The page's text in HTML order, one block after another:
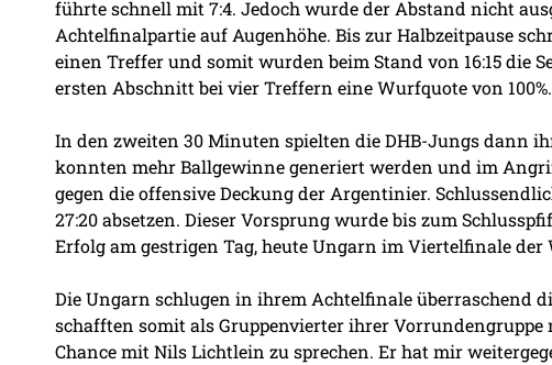
führte schnell mit 7:4. Jedoch wurde der Abstand nicht
Achtelfinalpartie auf Augenhöhe. Bis zur Halbzeitpause
einen Treffer und somit wurden beim Stand von 16:15 die
ersten Abschnitt bei vier Treffern eine Wurfquote von 100%.
In den zweiten 30 Minuten spielten die DHB-Jungs dann
konnten mehr Ballgewinne generiert werden und im
gegen die offensive Deckung der Argentinier.
27:20 absetzen. Dieser Vorsprung wurde bis zum
Erfolg am gestrigen Tag, heute Ungarn im Viertelfinale der
Die Ungarn schlugen in ihrem Achtelfinale überraschend
schafften somit als Gruppenvierter ihrer
Chance mit Nils Lichtlein zu sprechen. Er hat mir